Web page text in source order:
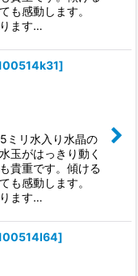
も感動します。
ます…
]
リ水入り水晶の
玉がはっきり動く
貴重です。傾ける
も感動します。
ます…
]